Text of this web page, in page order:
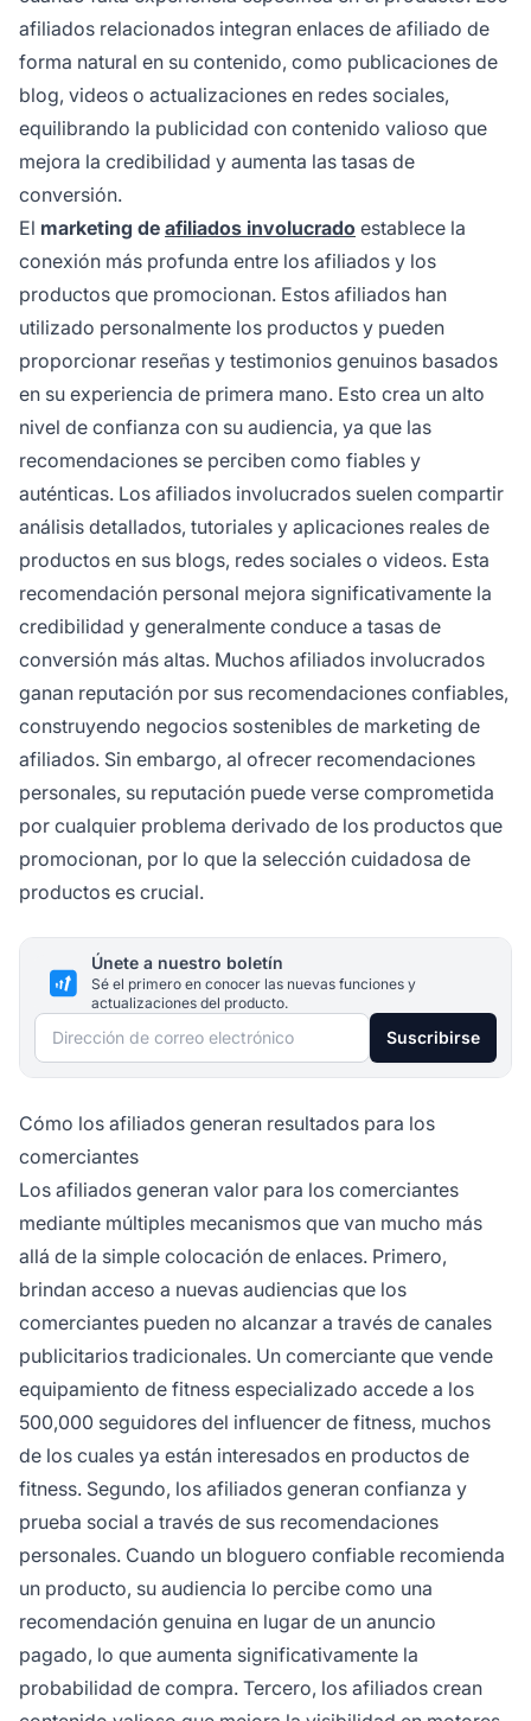
afiliados relacionados integran enlaces de afiliado de
forma natural en su contenido, como publicaciones de
blog, videos o actualizaciones en redes sociales,
equilibrando la publicidad con contenido valioso que
mejora la credibilidad y aumenta las tasas de
conversión.
El marketing de afiliados involucrado establece la
conexión más profunda entre los afiliados y los
productos que promocionan. Estos afiliados han
utilizado personalmente los productos y pueden
proporcionar reseñas y testimonios genuinos basados
en su experiencia de primera mano. Esto crea un alto
nivel de confianza con su audiencia, ya que las
recomendaciones se perciben como fiables y
auténticas. Los afiliados involucrados suelen compartir
análisis detallados, tutoriales y aplicaciones reales de
productos en sus blogs, redes sociales o videos. Esta
recomendación personal mejora significativamente la
credibilidad y generalmente conduce a tasas de
conversión más altas. Muchos afiliados involucrados
ganan reputación por sus recomendaciones confiables,
construyendo negocios sostenibles de marketing de
afiliados. Sin embargo, al ofrecer recomendaciones
personales, su reputación puede verse comprometida
por cualquier problema derivado de los productos que
promocionan, por lo que la selección cuidadosa de
productos es crucial.
Únete a nuestro boletín
Sé el primero en conocer las nuevas funciones y
actualizaciones del producto.
Dirección de correo electrónico Suscribirse
Cómo los afiliados generan resultados para los
comerciantes
Los afiliados generan valor para los comerciantes
mediante múltiples mecanismos que van mucho más
allá de la simple colocación de enlaces. Primero,
brindan acceso a nuevas audiencias que los
comerciantes pueden no alcanzar a través de canales
publicitarios tradicionales. Un comerciante que vende
equipamiento de fitness especializado accede a los
500,000 seguidores del influencer de fitness, muchos
de los cuales ya están interesados en productos de
fitness. Segundo, los afiliados generan confianza y
prueba social a través de sus recomendaciones
personales. Cuando un bloguero confiable recomienda
un producto, su audiencia lo percibe como una
recomendación genuina en lugar de un anuncio
pagado, lo que aumenta significativamente la
probabilidad de compra. Tercero, los afiliados crean